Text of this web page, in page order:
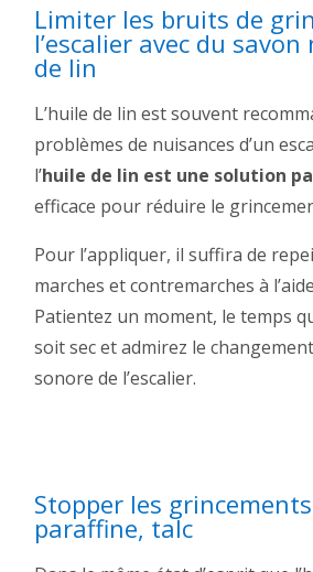
Limiter les bruits de
l’escalier avec du savon
de lin
L’huile de lin est souvent
problèmes de nuisances d’un
l’huile de lin est une solution
efficace pour réduire le
Pour l’appliquer, il suffira de
marches et contremarches à
Patientez un moment, le temps
soit sec et admirez le
sonore de l’escalier.
Stopper les
paraffine, talc